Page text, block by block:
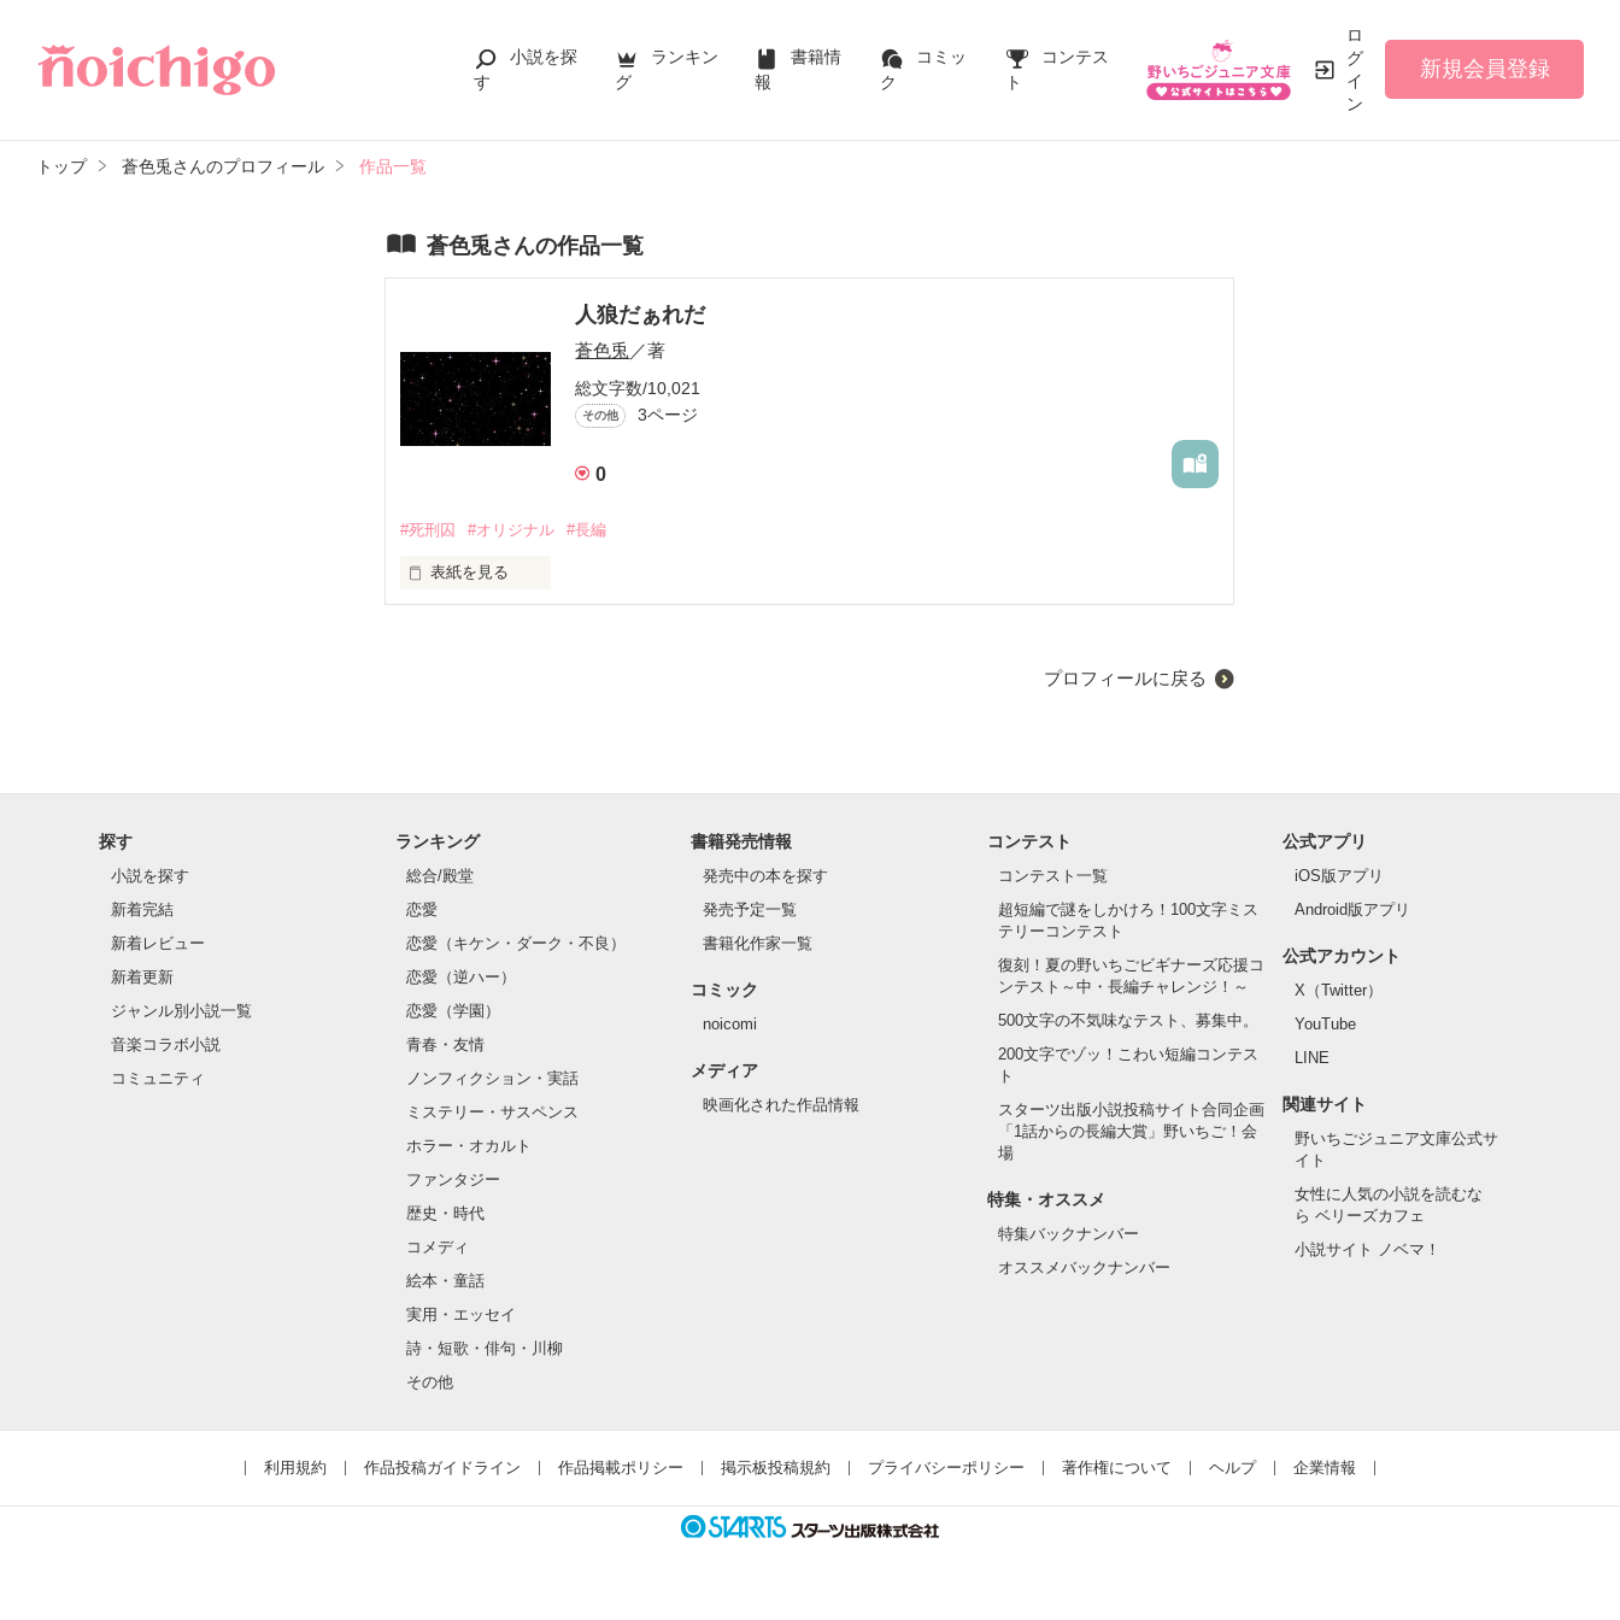
小説を探
す
ランキン
グ
書籍情
報
コミッ
ク
コンテス
ト
ロ
グ
イ
ン
新規会員登録
トップ 蒼色兎さんのプロフィール 作品一覧
蒼色兎さんの作品一覧
人狼だぁれだ
蒼色兎 ／著
総文字数/10,021
その他 3ページ
0
#死刑囚 #オリジナル #長編
表紙を見る
作品を読む
プロフィールに戻る
探す
小説を探す
新着完結
新着レビュー
新着更新
ジャンル別小説一覧
音楽コラボ小説
コミュニティ
ランキング
総合/殿堂
恋愛
恋愛（キケン・ダーク・不良）
恋愛（逆ハー）
恋愛（学園）
青春・友情
ノンフィクション・実話
ミステリー・サスペンス
ホラー・オカルト
ファンタジー
歴史・時代
コメディ
絵本・童話
実用・エッセイ
詩・短歌・俳句・川柳
その他
書籍発売情報
発売中の本を探す
発売予定一覧
書籍化作家一覧
コミック
noicomi
メディア
映画化された作品情報
コンテスト
コンテスト一覧
超短編で謎をしかけろ！100文字ミス
テリーコンテスト
復刻！夏の野いちごビギナーズ応援コ
ンテスト～中・長編チャレンジ！～
500文字の不気味なテスト、募集中。
200文字でゾッ！こわい短編コンテス
ト
スターツ出版小説投稿サイト合同企画
「1話からの長編大賞」野いちご！会
場
特集・オススメ
特集バックナンバー
オススメバックナンバー
公式アプリ
iOS版アプリ
Android版アプリ
公式アカウント
X（Twitter）
YouTube
LINE
関連サイト
野いちごジュニア文庫公式サ
イト
女性に人気の小説を読むな
ら ベリーズカフェ
小説サイト ノベマ！
利用規約 作品投稿ガイドライン 作品掲載ポリシー 掲示板投稿規約 プライバシーポリシー 著作権について ヘルプ 企業情報